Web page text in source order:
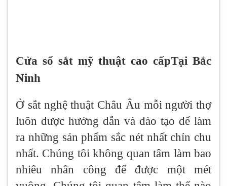
Cửa sổ sắt mỹ thuật cao cấpTại Bắc
Ninh
Ở sắt nghệ thuật Châu Âu mỗi người thợ
luôn được hướng dẫn và đào tạo để làm
ra những sản phẩm sắc nét nhất chỉn chu
nhất. Chúng tôi không quan tâm làm bao
nhiêu nhân công để được một mét